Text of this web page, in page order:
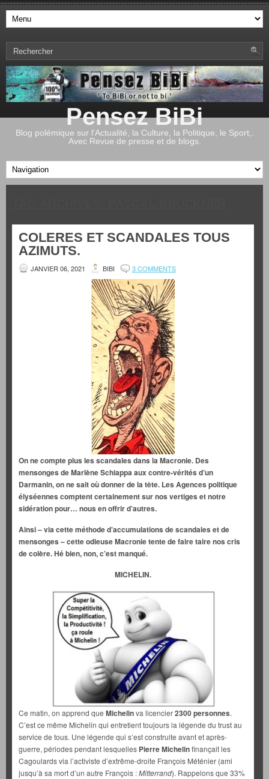
Pensez BiBi
Blog polémique sur l'Actualité, la Culture, la Politique, le Sport,.
Avec Revue de presse et de blogs.
COLERES ET SCANDALES TOUS
AZIMUTS.
JANVIER 06, 2021 BIBI 3 COMMENTS
On ne compte plus les scandales dans la Macronie. Des
mensonges de Marlène Schiappa aux contre-vérités d’un
Darmanin, on ne sait où donner de la tête. Les Agences politique
élyséennes comptent certainement sur nos vertiges et notre
sidération pour… nous en offrir d’autres.
Ainsi – via cette méthode d’accumulations de scandales et de
mensonges – cette odieuse Macronie tente de faire taire nos cris
de colère. Hé bien, non, c’est manqué.
MICHELIN.
Ce matin, on apprend que Michelinva licencier2300 personnes.
C’est ce même Michelin qui entretient toujours la légende du trust au
service de tous. Une légende qui s’est construite avant et après-
guerre, périodes pendant lesquelles Pierre Michelinfinançait les
Cagoulards via l’activiste d’extrême-droite François Méténier (ami
jusqu’à sa mort d’un autre François :Mitterrand). Rappelons que 33%